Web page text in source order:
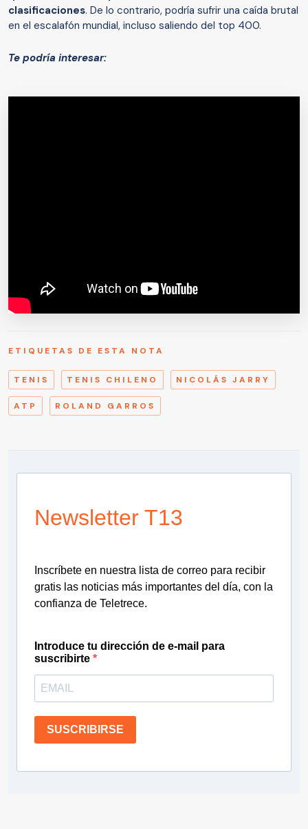
clasificaciones. De lo contrario, podría sufrir una caída brutal
en el escalafón mundial, incluso saliendo del top 400.
Te podría interesar:
ETIQUETAS DE ESTA NOTA
TENIS TENIS CHILENO NICOLÁS JARRY
ATP ROLAND GARROS
Newsletter T13
Inscríbete en nuestra lista de correo para recibir
gratis las noticias más importantes del día, con la
confianza de Teletrece.
Introduce tu dirección de e-mail para
suscribirte
SUSCRIBIRSE